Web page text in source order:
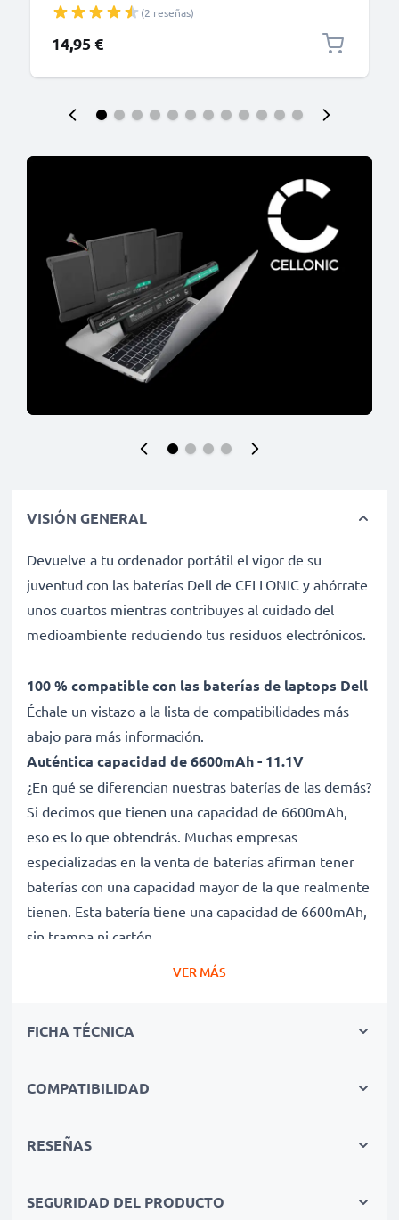
HP, Apple, Lenovo, Acer y muchos más
(2 reseñas)
14,95 €
VISIÓN GENERAL
Devuelve a tu ordenador portátil el vigor de su
juventud con las baterías Dell de CELLONIC y ahórrate
unos cuartos mientras contribuyes al cuidado del
medioambiente reduciendo tus residuos electrónicos.
100 % compatible con las baterías de laptops Dell
Échale un vistazo a la lista de compatibilidades más
abajo para más información.
Auténtica capacidad de 6600mAh - 11.1V
¿En qué se diferencian nuestras baterías de las demás?
Si decimos que tienen una capacidad de 6600mAh,
eso es lo que obtendrás. Muchas empresas
especializadas en la venta de baterías afirman tener
baterías con una capacidad mayor de la que realmente
tienen. Esta batería tiene una capacidad de 6600mAh,
sin trampa ni cartón.
Batería P05F de larga duración
ciclos de carga, así como tiempos de funcionamiento
ordenador portátil.
Como especialistas en baterías de alta calidad desde
el proceso de producción. Por eso te ofrecemos una
VER MÁS
FICHA TÉCNICA
COMPATIBILIDAD
RESEÑAS
SEGURIDAD DEL PRODUCTO